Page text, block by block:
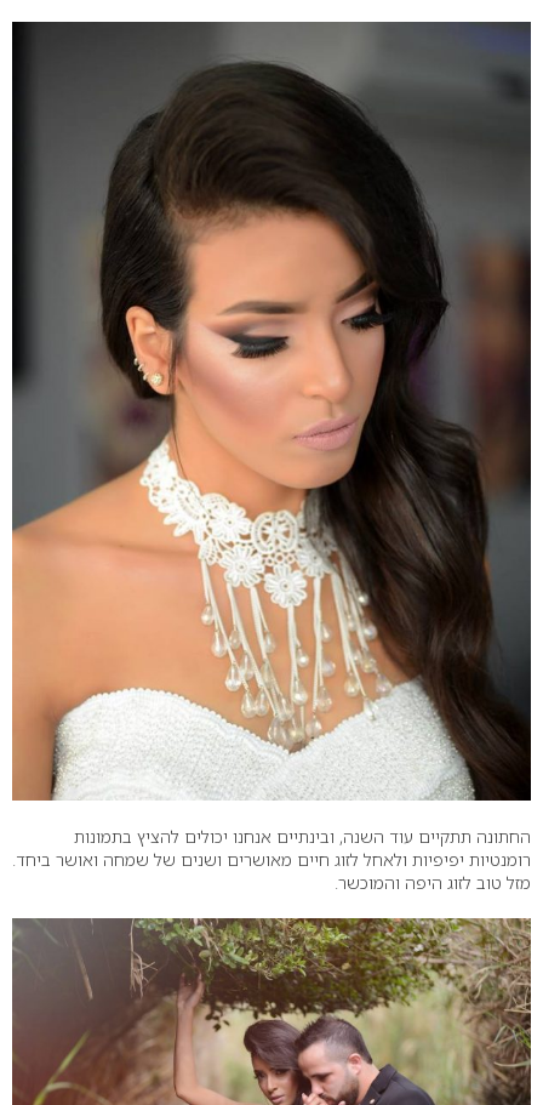
החתונה תתקיים עוד השנה, ובינתיים אנחנו יכולים להציץ בתמונות
רומנטיות יפיפיות ולאחל לזוג חיים מאושרים ושנים של שמחה ואושר ביחד.
מזל טוב לזוג היפה והמוכשר.